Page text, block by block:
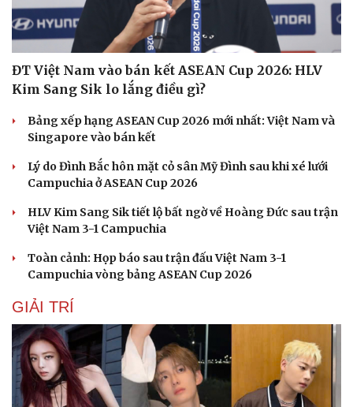
Sức khỏe
Dinh dưỡng - món ngon
Cây thuốc
Đời sống
Nhà đẹp
Blog
ĐT Việt Nam vào bán kết ASEAN Cup 2026: HLV
Kim Sang Sik lo lắng điều gì?
Bảng xếp hạng ASEAN Cup 2026 mới nhất: Việt Nam và
Singapore vào bán kết
Lý do Đình Bắc hôn mặt cỏ sân Mỹ Đình sau khi xé lưới
Campuchia ở ASEAN Cup 2026
HLV Kim Sang Sik tiết lộ bất ngờ về Hoàng Đức sau trận
Việt Nam 3-1 Campuchia
Toàn cảnh: Họp báo sau trận đấu Việt Nam 3-1
Campuchia vòng bảng ASEAN Cup 2026
GIẢI TRÍ